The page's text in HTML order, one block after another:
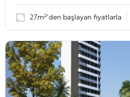
27m²'den başlayan fiyatlarla